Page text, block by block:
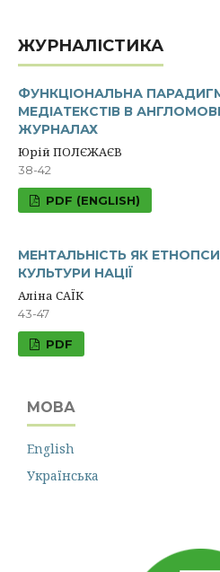
ЖУРНАЛІСТИКА
ФУНКЦІОНАЛЬНА
МЕДІАТЕКСТІВ В
ЖУРНАЛАХ
Юрій ПОЛЄЖАЄВ
38-42
PDF (ENGLISH)
МЕНТАЛЬНІСТЬ ЯК
КУЛЬТУРИ НАЦІЇ
Аліна САЇК
43-47
PDF
МОВА
English
Українська